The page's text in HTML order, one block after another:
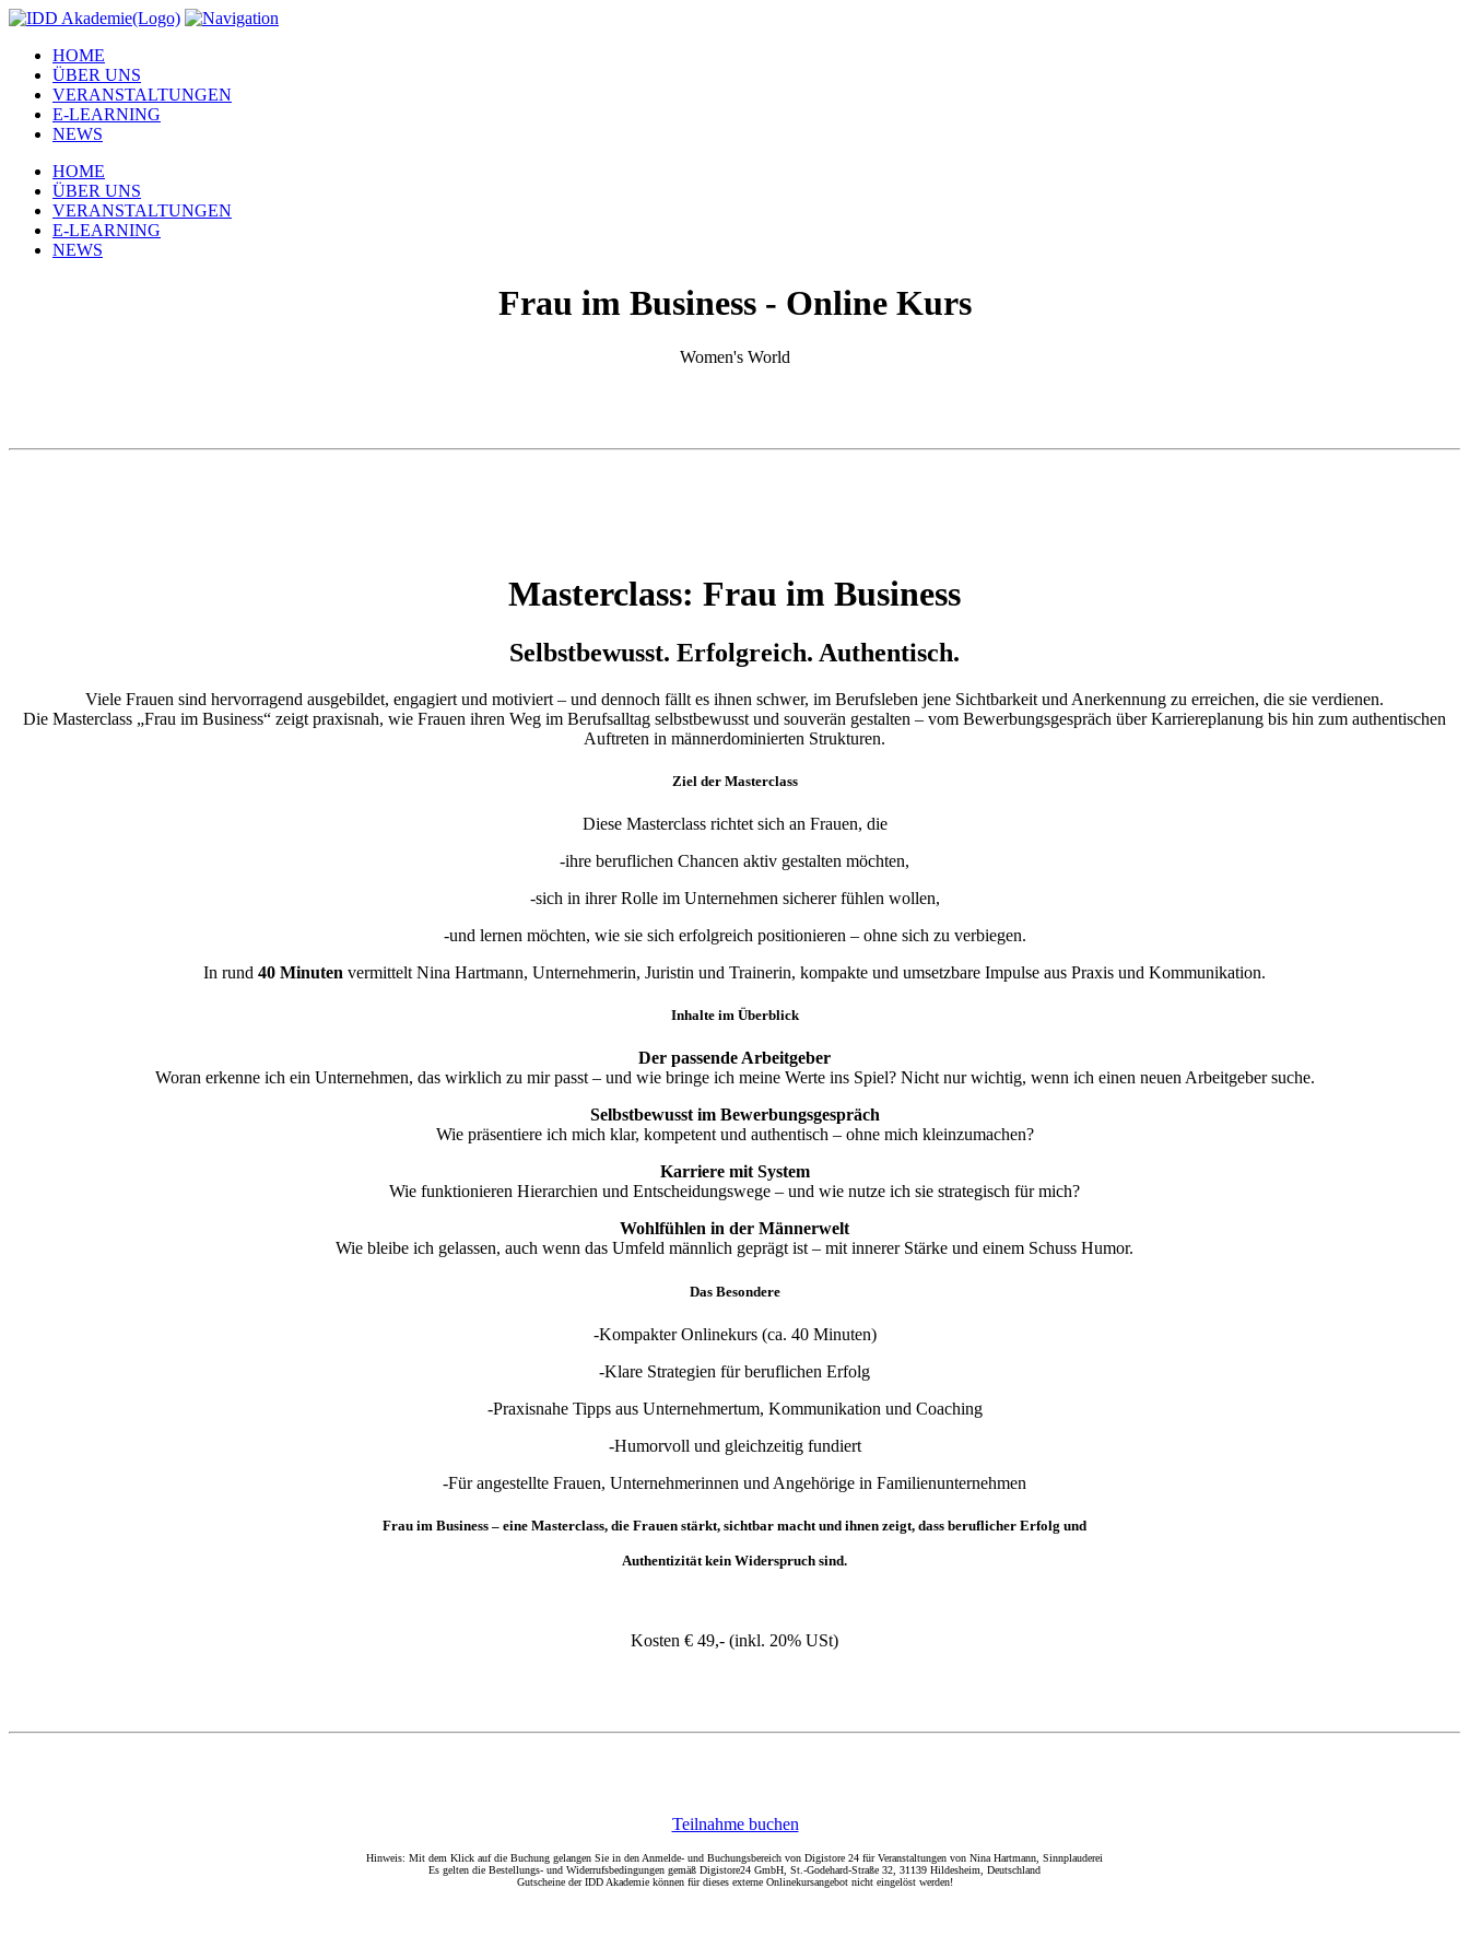
HOME
ÜBER UNS
VERANSTALTUNGEN
E-LEARNING
NEWS
HOME
ÜBER UNS
VERANSTALTUNGEN
E-LEARNING
NEWS
Frau im Business - Online Kurs
Women's World
Masterclass: Frau im Business
Selbstbewusst. Erfolgreich. Authentisch.
Viele Frauen sind hervorragend ausgebildet, engagiert und motiviert – und dennoch fällt es ihnen schwer, im Berufsleben jene Sichtbarkeit und Anerkennung zu erreichen, die sie verdienen.
Die Masterclass „Frau im Business“ zeigt praxisnah, wie Frauen ihren Weg im Berufsalltag selbstbewusst und souverän gestalten – vom Bewerbungsgespräch über Karriereplanung bis hin zum authentischen
Auftreten in männerdominierten Strukturen.
Ziel der Masterclass
Diese Masterclass richtet sich an Frauen, die
-ihre beruflichen Chancen aktiv gestalten möchten,
-sich in ihrer Rolle im Unternehmen sicherer fühlen wollen,
-und lernen möchten, wie sie sich erfolgreich positionieren – ohne sich zu verbiegen.
In rund 40 Minuten vermittelt Nina Hartmann, Unternehmerin, Juristin und Trainerin, kompakte und umsetzbare Impulse aus Praxis und Kommunikation.
Inhalte im Überblick
Der passende Arbeitgeber
Woran erkenne ich ein Unternehmen, das wirklich zu mir passt – und wie bringe ich meine Werte ins Spiel? Nicht nur wichtig, wenn ich einen neuen Arbeitgeber suche.
Selbstbewusst im Bewerbungsgespräch
Wie präsentiere ich mich klar, kompetent und authentisch – ohne mich kleinzumachen?
Karriere mit System
Wie funktionieren Hierarchien und Entscheidungswege – und wie nutze ich sie strategisch für mich?
Wohlfühlen in der Männerwelt
Wie bleibe ich gelassen, auch wenn das Umfeld männlich geprägt ist – mit innerer Stärke und einem Schuss Humor.
Das Besondere
-Kompakter Onlinekurs (ca. 40 Minuten)
-Klare Strategien für beruflichen Erfolg
-Praxisnahe Tipps aus Unternehmertum, Kommunikation und Coaching
-Humorvoll und gleichzeitig fundiert
-Für angestellte Frauen, Unternehmerinnen und Angehörige in Familienunternehmen
Frau im Business – eine Masterclass, die Frauen stärkt, sichtbar macht und ihnen zeigt, dass beruflicher Erfolg und
Authentizität kein Widerspruch sind.
Kosten € 49,- (inkl. 20% USt)
Teilnahme buchen
Hinweis: Mit dem Klick auf die Buchung gelangen Sie in den Anmelde- und Buchungsbereich von Digistore 24 für Veranstaltungen von Nina Hartmann, Sinnplauderei
Es gelten die Bestellungs- und Widerrufsbedingungen gemäß Digistore24 GmbH, St.-Godehard-Straße 32, 31139 Hildesheim, Deutschland
Gutscheine der IDD Akademie können für dieses externe Onlinekursangebot nicht eingelöst werden!